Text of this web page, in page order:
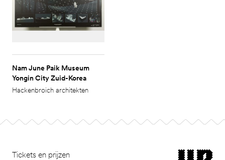
Nam June Paik Museum
Yongin City Zuid-Korea
Hackenbroich architekten
Tickets en prijzen museum van